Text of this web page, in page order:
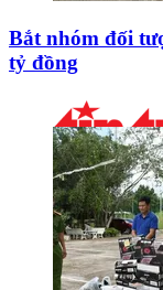
Bắt nhóm đối
tỷ đồng